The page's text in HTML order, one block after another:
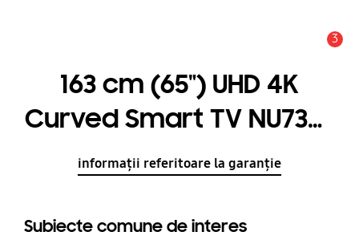
3
163 cm (65") UHD 4K
Curved Smart TV NU7372
Seria 7
informații referitoare la garanție
Subiecte comune de interes